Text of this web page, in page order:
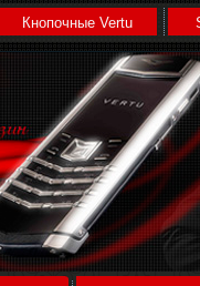
Кнопочные Vertu